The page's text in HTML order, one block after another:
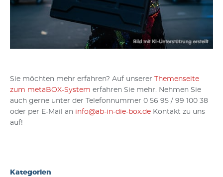
Sie möchten mehr erfahren? Auf unserer
Themenseite
zum metaBOX-System erfahren Sie mehr. Nehmen Sie
auch gerne unter der Telefonnummer 0 56 95 / 99 100 38
oder per E-Mail an info@ab-in-die-box.de Kontakt zu uns
auf!
Kategorien